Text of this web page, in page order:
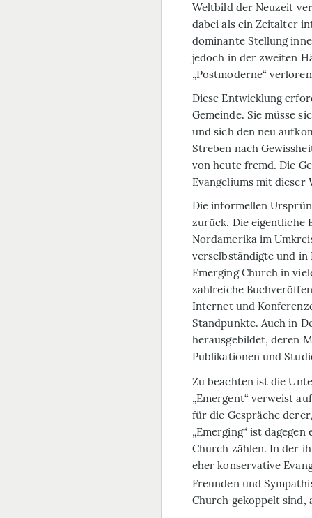
Weltbild der Neuzeit
dabei als ein Zeitalter
dominante Stellung
jedoch in der zweiten
„Postmoderne“
Diese Entwicklung
Gemeinde. Sie müsse
und sich den neu
Streben nach
von heute fremd. Die
Evangeliums mit
Die informellen
zurück. Die eigentliche
Nordamerika im
verselbständigte und in
Emerging Church in
zahlreiche
Internet und
Standpunkte. Auch in
herausgebildet, deren
Publikationen und
Zu beachten ist die
„Emergent“ verweist
für die Gespräche
„Emerging“ ist
Church zählen. In der
eher konservative
Freunden und
Church gekoppelt sind,